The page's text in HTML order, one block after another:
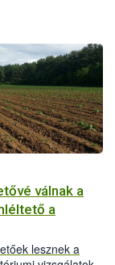
válnak a
a
lesznek a